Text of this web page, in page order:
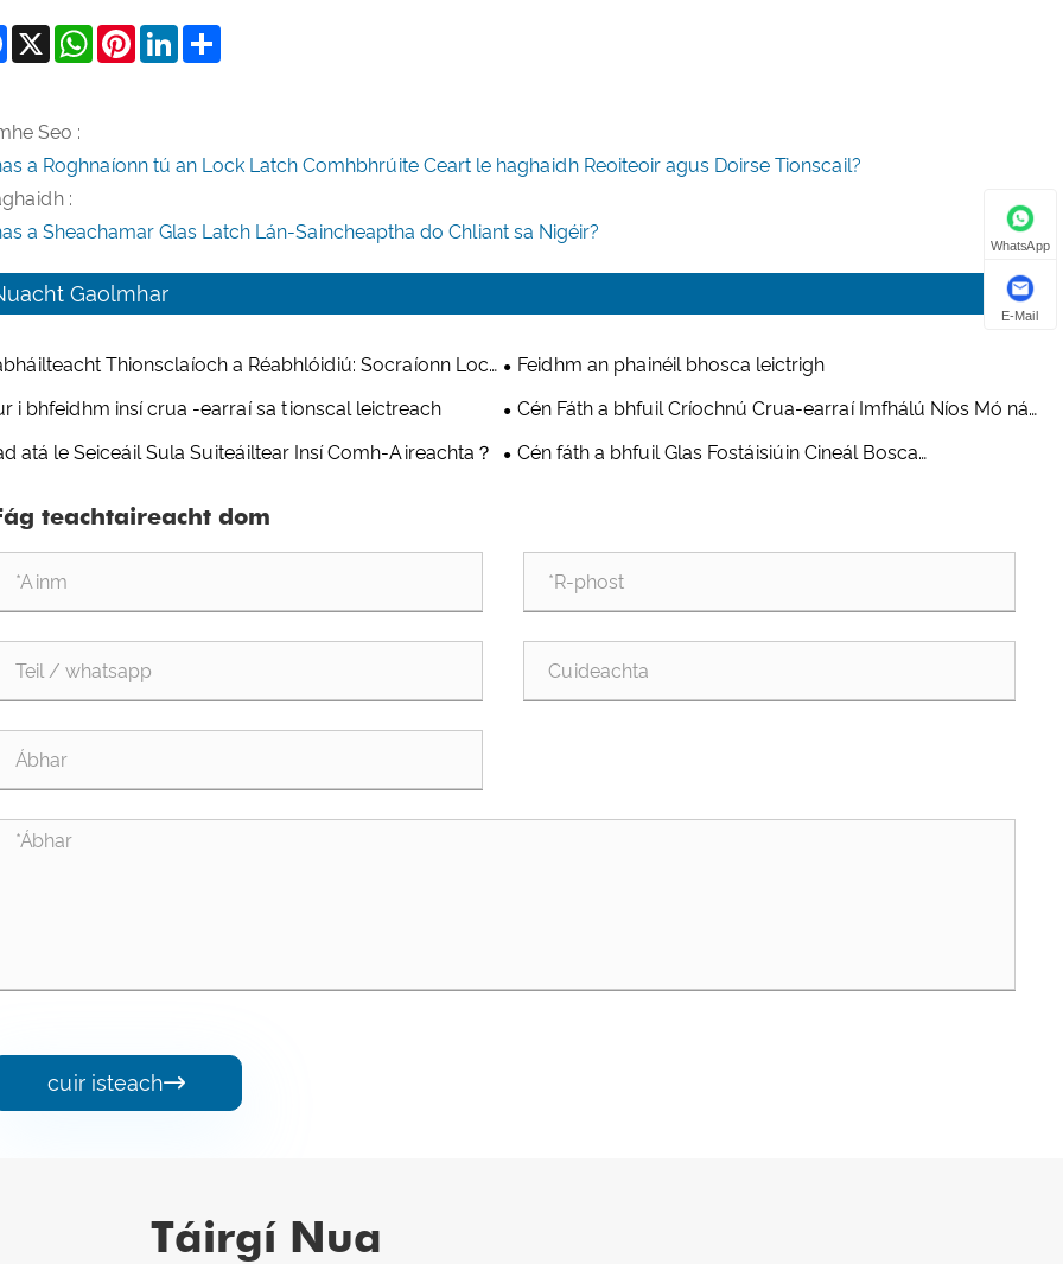
Facebook
X WhatsAppPinterestLinkedIn
Seo :
a Roghnaíonn tú an Lock Latch Comhbhrúite Ceart le haghaidh Reoiteoir agus Doirse Tionscail?
:
a Sheachamar Glas Latch Lán-Saincheaptha do Chliant sa Nigéir?
Gaolmhar
Thionsclaíoch a Réabhlóidiú: Socraíonn Lock
Dualgas Trom MS840 le haghaidh Boscaí Dáilte
Feidhm an phainéil bhosca leictrigh
i bhfeidhm insí crua -earraí sa tionscal leictreach
Cén Fáth a bhfuil Críochnú Crua-earraí Imfhálú Níos Mó ná
mar a cheapann tú?
atá le Seiceáil Sula Suiteáiltear Insí Comh-Aireachta？
Cén fáth a bhfuil Glas Fostáisiúin Cineál Bosca
teachtaireacht dom
cuir isteach
Táirgí Nua
WhatsApp
E-Mail